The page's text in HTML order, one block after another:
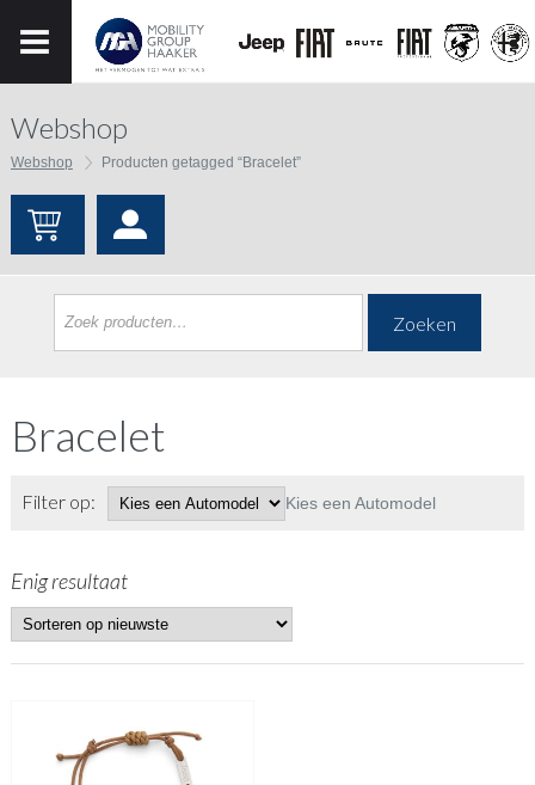
Webshop
Webshop Producten getagged “Bracelet”
Zoeken
Bracelet
Filter op: Kies een Automodel
Enig resultaat